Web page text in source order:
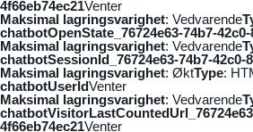
4f66eb74ec21Venter
Maksimal lagringsvarighet: Vedvarende
chatbotOpenState_76724e63-74b7-
Maksimal lagringsvarighet: Vedvarende
chatbotSessionId_76724e63-74b7-42c0-
Maksimal lagringsvarighet: ØktType:
chatbotUserIdVenter
Maksimal lagringsvarighet: Vedvarende
4f66eb74ec21Venter